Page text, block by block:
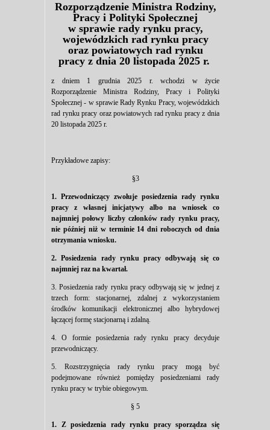
Rozporządzenie Ministra Rodziny,
Pracy i Polityki Społecznej
w sprawie rady rynku pracy,
wojewódzkich rad rynku pracy
oraz powiatowych rad rynku
pracy z dnia 20 listopada 2025 r.
z dniem 1 grudnia 2025 r. wchodzi w życie
Rozporządzenie Ministra Rodziny, Pracy i Polityki
Społecznej - w sprawie Rady Rynku Pracy, wojewódzkich
rad rynku pracy oraz powiatowych rad rynku pracy z dnia
20 listopada 2025 r.
Przykładowe zapisy:
§3
1. Przewodniczący zwołuje posiedzenia rady rynku
pracy z własnej inicjatywy albo na wniosek co
najmniej połowy liczby członków rady rynku pracy,
nie później niż w terminie 14 dni roboczych od dnia
otrzymania wniosku.
2. Posiedzenia rady rynku pracy odbywają się co
najmniej raz na kwartał.
3. Posiedzenia rady rynku pracy odbywają się w jednej z
trzech form: stacjonarnej, zdalnej z wykorzystaniem
środków komunikacji elektronicznej albo hybrydowej
łączącej formę stacjonarną i zdalną.
4. O formie posiedzenia rady rynku pracy decyduje
przewodniczący.
5. Rozstrzygnięcia rady rynku pracy mogą być
podejmowane również pomiędzy posiedzeniami rady
rynku pracy w trybie obiegowym.
§ 5
1. Z posiedzenia rady rynku pracy sporządza się